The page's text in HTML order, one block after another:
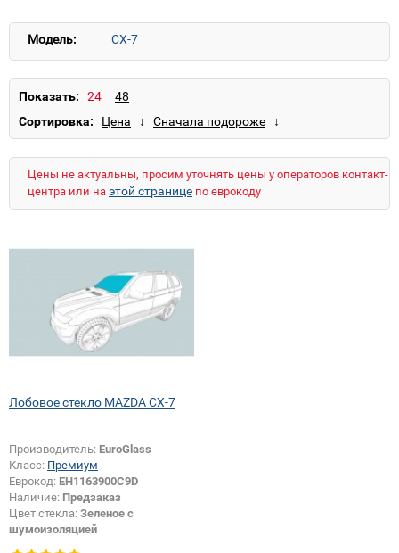
Модель: CX-7
Показать:
Сортировка:
Цены не актуальны, просим уточнять цены у операторов контакт-
центра или на этой странице по еврокоду
Лобовое стекло MAZDA CX-7
Производитель: EuroGlass
Класс: Премиум
Еврокод: EH1163900C9D
Наличие: Предзаказ
Цвет стекла: Зеленое с
шумоизоляцией